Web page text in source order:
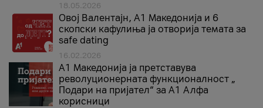
18.05.2026
Овој Валентајн, A1 Македонија и 6
скопски кафулиња ја отворија темата за
safe dating
16.02.2026
А1 Македонија ја претставува
револуционерната функционалност „
Подари на пријател“ за А1 Алфа
корисници